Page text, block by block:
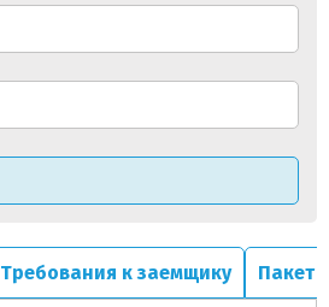
Требования к заемщику Пакет